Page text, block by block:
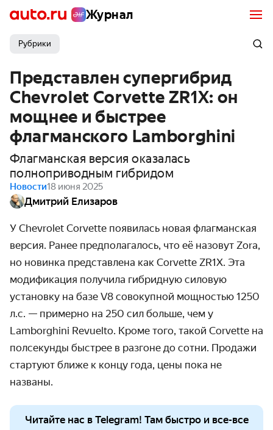
Журнал
Рубрики
Представлен супергибрид
Chevrolet Corvette ZR1X: он
мощнее и быстрее
флагманского Lamborghini
Флагманская версия оказалась
полноприводным гибридом
Новости18 июня 2025
Дмитрий Елизаров
У Chevrolet Corvette появилась новая флагманская
версия. Ранее предполагалось, что её назовут Zora,
но новинка представлена как Corvette ZR1X. Эта
модификация получила гибридную силовую
установку на базе V8 совокупной мощностью 1250
л.с. — примерно на 250 сил больше, чем у
Lamborghini Revuelto. Кроме того, такой Corvette на
полсекунды быстрее в разгоне до сотни. Продажи
стартуют ближе к концу года, цены пока не
названы.
Читайте нас в Telegram! Там быстро и все-все